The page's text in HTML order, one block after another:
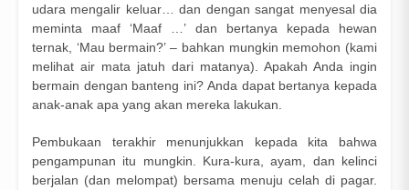
udara mengalir keluar… dan dengan sangat menyesal dia
meminta maaf ‘Maaf …’ dan bertanya kepada hewan
ternak, ‘Mau bermain?’ – bahkan mungkin memohon (kami
melihat air mata jatuh dari matanya). Apakah Anda ingin
bermain dengan banteng ini? Anda dapat bertanya kepada
anak-anak apa yang akan mereka lakukan.
Pembukaan terakhir menunjukkan kepada kita bahwa
pengampunan itu mungkin. Kura-kura, ayam, dan kelinci
berjalan (dan melompat) bersama menuju celah di pagar.